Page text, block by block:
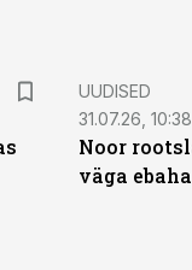
UUDISED
31.07.26, 10:38
Noor
väga